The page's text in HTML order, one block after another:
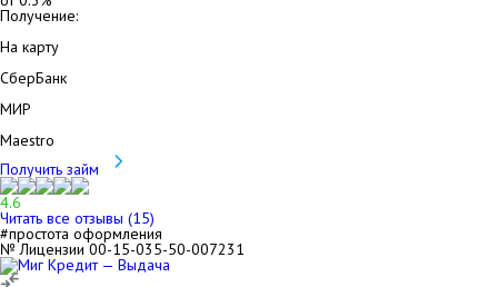
Получение:
На карту
СберБанк
МИР
Maestro
Получить займ
4.6
Читать все отзывы (15)
#простота оформления
№ Лицензии 00-15-035-50-007231